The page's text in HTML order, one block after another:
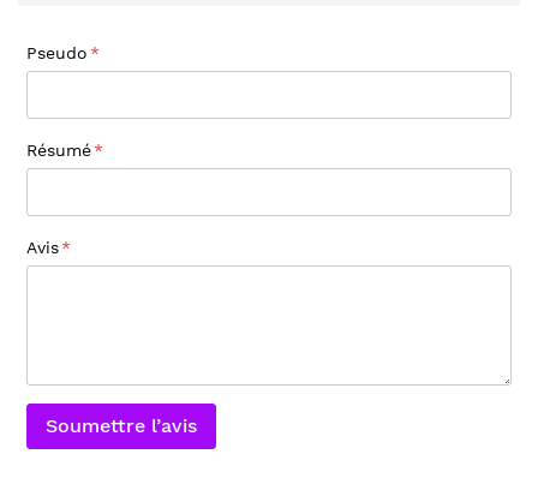
Pseudo
Résumé
Avis
Soumettre l’avis